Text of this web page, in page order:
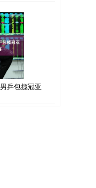
乒包揽冠亚